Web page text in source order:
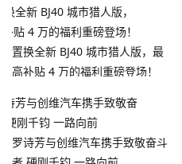
置换全新 BJ40 城市猎人版，最
高补贴 4 万的福利重磅登场！
罗诗芳与创维汽车携手致敬奋斗